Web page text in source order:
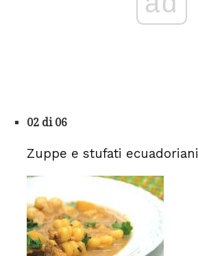
02 di 06
Zuppe e stufati ecuadoriani